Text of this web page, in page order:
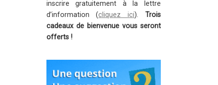
inscrire gratuitement à la lettre
d’information (cliquez ici).Trois
cadeaux de bienvenue vous seront
offerts !